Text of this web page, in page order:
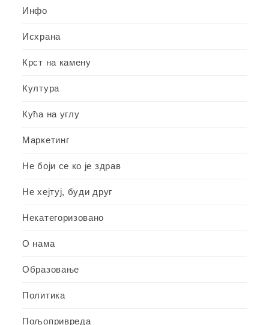
Инфо
Исхрана
Крст на камену
Култура
Кућа на углу
Маркетинг
Не боји се ко је здрав
Не хејтуј, буди друг
Некатегоризовано
О нама
Образовање
Политика
Пољопривреда